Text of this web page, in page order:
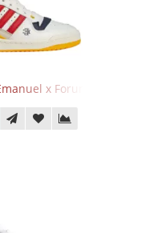
x Forum 84 High